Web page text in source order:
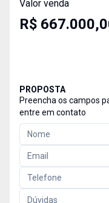
Valor venda
R$
PROPOSTA
Preencha os campos
entre em contato